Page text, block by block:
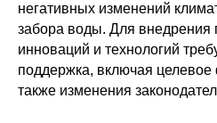
негативных изменений
забора воды. Для
инноваций и технологий
поддержка, включая
также изменения